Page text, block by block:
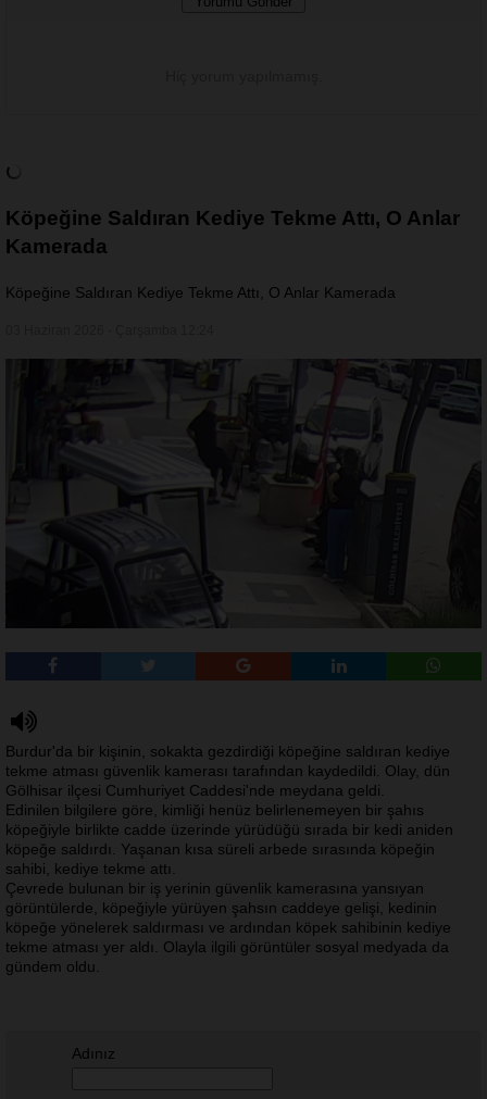
Köpeğine Saldıran Kediye Tekme Attı, O Anlar
Kamerada
Köpeğine Saldıran Kediye Tekme Attı, O Anlar Kamerada
Burdur'da bir kişinin, sokakta gezdirdiği köpeğine saldıran kediye
tekme atması güvenlik kamerası tarafından kaydedildi. Olay, dün
Gölhisar ilçesi Cumhuriyet Caddesi'nde meydana geldi.
Edinilen bilgilere göre, kimliği henüz belirlenemeyen bir şahıs
köpeğiyle birlikte cadde üzerinde yürüdüğü sırada bir kedi aniden
köpeğe saldırdı. Yaşanan kısa süreli arbede sırasında köpeğin
sahibi, kediye tekme attı.
Çevrede bulunan bir iş yerinin güvenlik kamerasına yansıyan
görüntülerde, köpeğiyle yürüyen şahsın caddeye gelişi, kedinin
köpeğe yönelerek saldırması ve ardından köpek sahibinin kediye
tekme atması yer aldı. Olayla ilgili görüntüler sosyal medyada da
gündem oldu.
Adınız